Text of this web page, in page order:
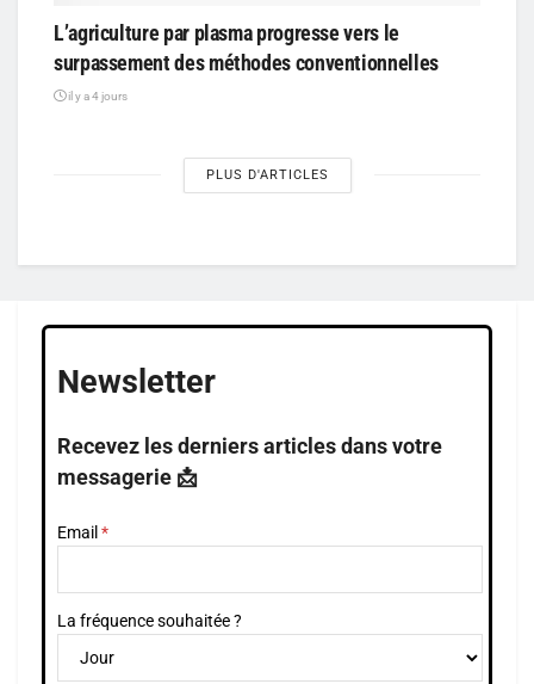
L’agriculture par plasma progresse vers le
surpassement des méthodes conventionnelles
il y a 4 jours
PLUS D'ARTICLES
Newsletter
Recevez les derniers articles dans votre
messagerie 📩
Email
La fréquence souhaitée ?